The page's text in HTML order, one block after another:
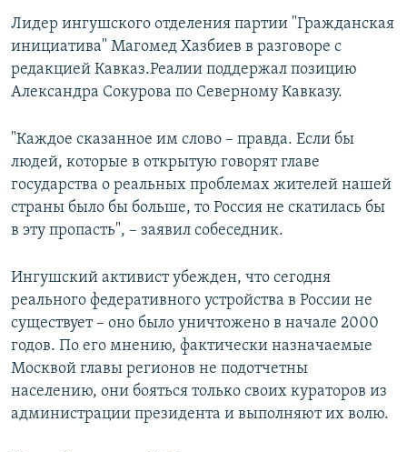
Лидер ингушского отделения партии "Гражданская
инициатива" Магомед Хазбиев в разговоре с
редакцией Кавказ.Реалии поддержал позицию
Александра Сокурова по Северному Кавказу.
"Каждое сказанное им слово – правда. Если бы
людей, которые в открытую говорят главе
государства о реальных проблемах жителей нашей
страны было бы больше, то Россия не скатилась бы
в эту пропасть", – заявил собеседник.
Ингушский активист убежден, что сегодня
реального федеративного устройства в России не
существует – оно было уничтожено в начале 2000
годов. По его мнению, фактически назначаемые
Москвой главы регионов не подотчетны
населению, они бояться только своих кураторов из
администрации президента и выполняют их волю.